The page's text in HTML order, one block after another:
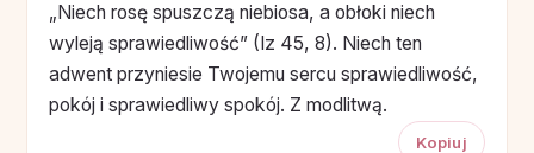
„Niech rosę spuszczą niebiosa, a obłoki niech
wyleją sprawiedliwość” (Iz 45, 8). Niech ten
adwent przyniesie Twojemu sercu sprawiedliwość,
pokój i sprawiedliwy spokój. Z modlitwą.
Kopiuj